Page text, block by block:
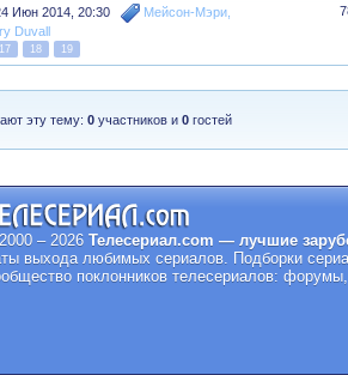
Июн 2014, 20:30 Мейсон-Мэри
Duvall
17 18 19
эту тему:0 участников и0 гостей
– 2026 Телесериал.com — лучшие
выхода любимых сериалов. Подборки
поклонников телесериалов: